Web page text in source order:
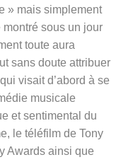
» mais simplement
montré sous un jour
toute aura
sans doute attribuer
visait d’abord à se
musicale
et sentimental du
le téléfilm de Tony
Awards ainsi que